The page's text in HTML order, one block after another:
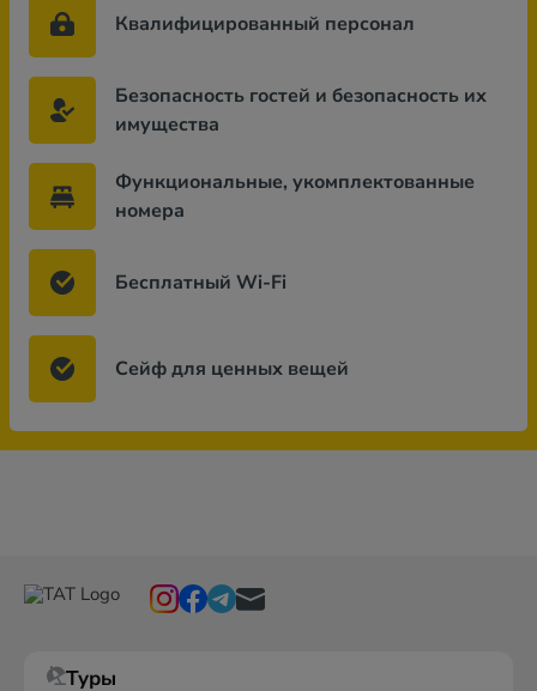
Квалифицированный персонал
Безопасность гостей и безопасность их
имущества
Функциональные, укомплектованные
номера
Бесплатный Wi-Fi
Сейф для ценных вещей
Туры